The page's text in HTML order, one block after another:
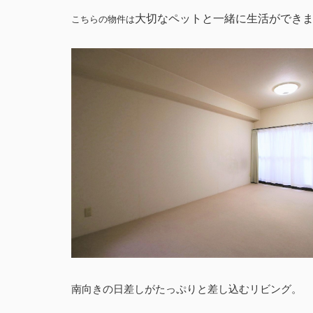
こちらの物件は大切なペットと一緒に生活ができ
南向きの日差しがたっぷりと差し込むリビング。